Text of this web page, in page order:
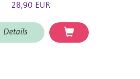
28,90 EUR
Details